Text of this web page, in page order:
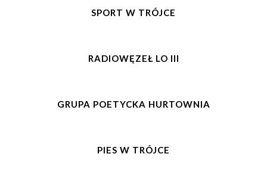
SPORT W TRÓJCE
RADIOWĘZEŁ LO III
GRUPA POETYCKA HURTOWNIA
PIES W TRÓJCE